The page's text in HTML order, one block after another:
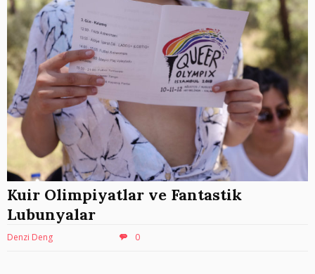
Kuir Olimpiyatlar ve Fantastik
Lubunyalar
Denzi Deng 0